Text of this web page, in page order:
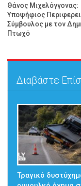
Θάνος Μιχελόγγονας:
Υποψήφιος
Σύμβουλος με τον
Πτωχό
Διαβάστε
Τραγικό